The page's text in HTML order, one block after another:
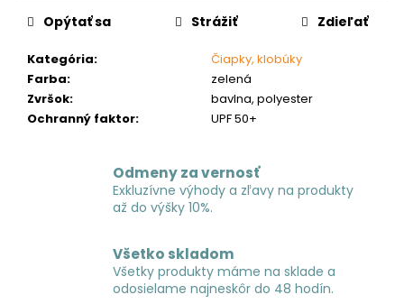
Kategória:
Čiapky, klobúky
Farba:
zelená
Zvršok:
bavlna, polyester
Ochranný faktor: UPF 50+
Opýtať sa Strážiť Zdieľať
Odmeny za vernosť
Exkluzívne výhody a zľavy na produkty
až do výšky 10%.
Všetko skladom
Všetky produkty máme na sklade a
odosielame najneskôr do 48 hodín.